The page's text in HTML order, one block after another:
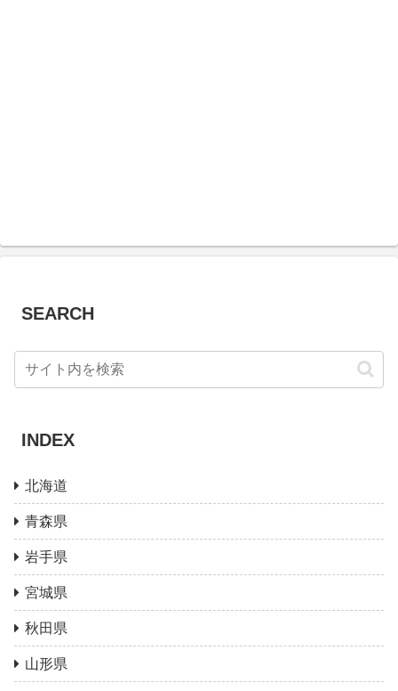
SEARCH
INDEX
北海道
青森県
岩手県
宮城県
秋田県
山形県